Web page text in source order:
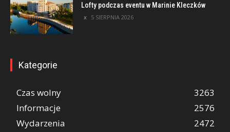
Lofty podczas eventu w Marinie Kleczków
5 SIERPNIA 2026
Kategorie
Czas wolny
3263
Informacje
2576
Wydarzenia
2472